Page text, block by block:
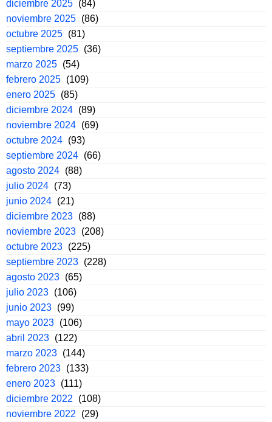
diciembre 2025 (84)
noviembre 2025 (86)
octubre 2025 (81)
septiembre 2025 (36)
marzo 2025 (54)
febrero 2025 (109)
enero 2025 (85)
diciembre 2024 (89)
noviembre 2024 (69)
octubre 2024 (93)
septiembre 2024 (66)
agosto 2024 (88)
julio 2024 (73)
junio 2024 (21)
diciembre 2023 (88)
noviembre 2023 (208)
octubre 2023 (225)
septiembre 2023 (228)
agosto 2023 (65)
julio 2023 (106)
junio 2023 (99)
mayo 2023 (106)
abril 2023 (122)
marzo 2023 (144)
febrero 2023 (133)
enero 2023 (111)
diciembre 2022
(108)
noviembre 2022
(29)